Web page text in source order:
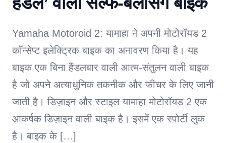
Yamaha Motoroid 2: यामाहा ने अपनी मोटोरॉयड 2
कॉन्सेप्ट इलेक्ट्रिक बाइक का अनावरण किया है। यह
बाइक एक बिना हैंडलबार वाली आत्म-संतुलन वाली बाइक
है जो अपने अत्याधुनिक तकनीक और फीचर के लिए जानी
जाती है। डिज़ाइन और स्टाइल यामाहा मोटोरॉयड 2 एक
आकर्षक डिज़ाइन वाली बाइक है। इसमें एक स्पोर्टी लुक
है। बाइक के […]